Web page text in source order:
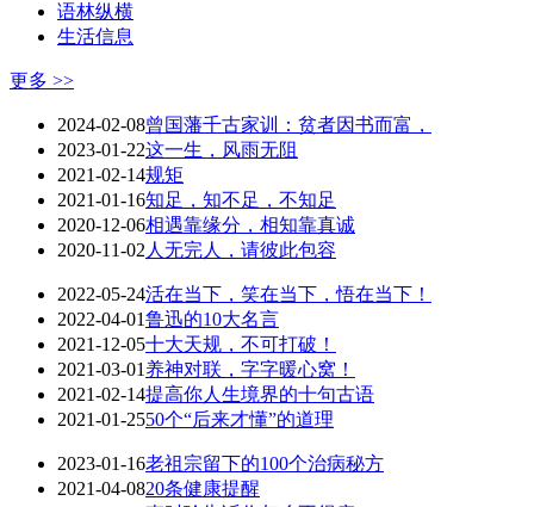
语林纵横
生活信息
更多 >>
2024-02-08曾国藩千古家训：贫者因书而富，
2023-01-22这一生，风雨无阻
2021-02-14规矩
2021-01-16知足，知不足，不知足
2020-12-06相遇靠缘分，相知靠真诚
2020-11-02 人无完人，请彼此包容
2022-05-24活在当下，笑在当下，悟在当下！
2022-04-01鲁迅的10大名言
2021-12-05十大天规，不可打破！
2021-03-01 养神对联，字字暖心窝！
2021-02-14提高你人生境界的十句古语
2021-01-2550个“后来才懂”的道理
2023-01-16老祖宗留下的100个治病秘方
2021-04-0820条健康提醒